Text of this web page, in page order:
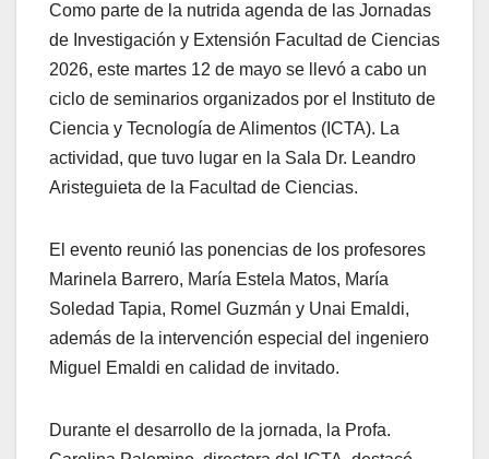
Como parte de la nutrida agenda de las Jornadas
de Investigación y Extensión Facultad de Ciencias
2026, este martes 12 de mayo se llevó a cabo un
ciclo de seminarios organizados por el Instituto de
Ciencia y Tecnología de Alimentos (ICTA). La
actividad, que tuvo lugar en la Sala Dr. Leandro
Aristeguieta de la Facultad de Ciencias.
El evento reunió las ponencias de los profesores
Marinela Barrero, María Estela Matos, María
Soledad Tapia, Romel Guzmán y Unai Emaldi,
además de la intervención especial del ingeniero
Miguel Emaldi en calidad de invitado.
Durante el desarrollo de la jornada, la Profa.